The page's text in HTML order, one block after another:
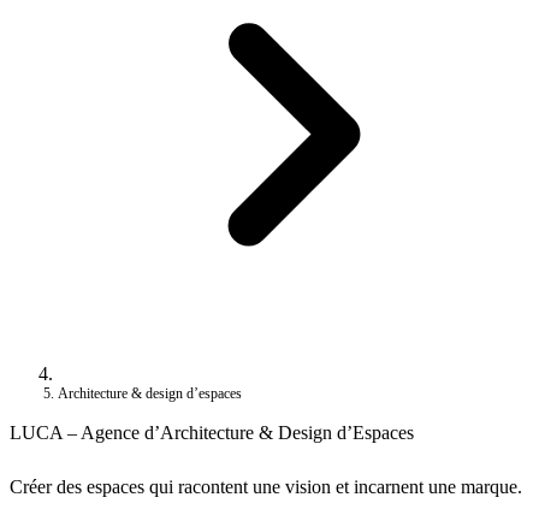
Architecture & design d’espaces
LUCA – Agence d’Architecture & Design d’Espaces
Créer des espaces qui racontent une vision et incarnent une marque.